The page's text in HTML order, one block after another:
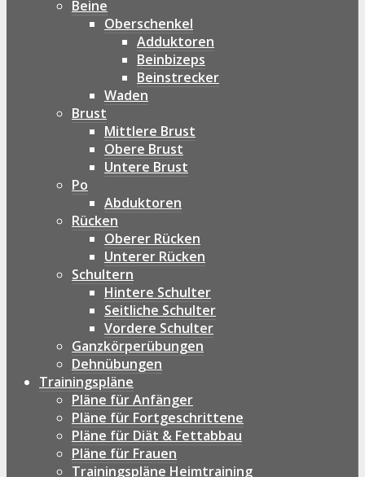
Beine
Oberschenkel
Adduktoren
Beinbizeps
Beinstrecker
Waden
Brust
Mittlere Brust
Obere Brust
Untere Brust
Po
Abduktoren
Rücken
Oberer Rücken
Unterer Rücken
Schultern
Hintere Schulter
Seitliche Schulter
Vordere Schulter
Ganzkörperübungen
Dehnübungen
Trainingspläne
Pläne für Anfänger
Pläne für Fortgeschrittene
Pläne für Diät & Fettabbau
Pläne für Frauen
Trainingspläne Heimtraining